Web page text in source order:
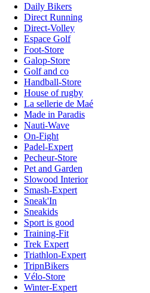
Daily Bikers
Direct Running
Direct-Volley
Espace Golf
Foot-Store
Galop-Store
Golf and co
Handball-Store
House of rugby
La sellerie de Maé
Made in Paradis
Nauti-Wave
On-Fight
Padel-Expert
Pecheur-Store
Pet and Garden
Slowood Interior
Smash-Expert
Sneak'In
Sneakids
Sport is good
Training-Fit
Trek Expert
Triathlon-Expert
TripnBikers
Vélo-Store
Winter-Expert